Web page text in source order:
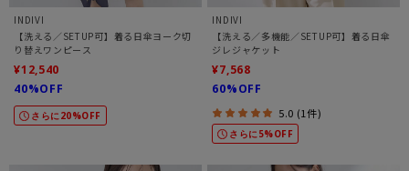
INDIVI
【洗える／SETUP可】着る日傘ヨーク切
り替えワンピース
¥12,540
40%OFF
さらに20%OFF
INDIVI
【洗える／多機能／SETUP可】着る日傘
ジレジャケット
¥7,568
60%OFF
5.0 (1件)
さらに5%OFF